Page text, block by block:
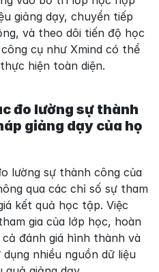
giảng dạy, chuyển tiếp
và theo dõi tiến độ học
cụ như Xmind có thể
hiện toàn diện.
đo lường sự thành
giảng dạy của họ
lường sự thành công của
qua các chỉ số sự tham
kết quả học tập. Việc
gia của lớp học, hoàn
đánh giá hình thành và
nhiều nguồn dữ liệu